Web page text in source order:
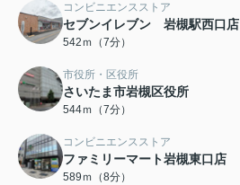
コンビニエンスストア
セブンイレブン 岩槻駅西口店
542ｍ（7分）
市役所・区役所
さいたま市岩槻区役所
544ｍ（7分）
コンビニエンスストア
ファミリーマート岩槻東口店
589ｍ（8分）